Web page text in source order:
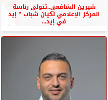
شيرين الشافعي..تتولى رئاسة
المركز الإعلامي لكيان شباب ” إيد
في إيد...